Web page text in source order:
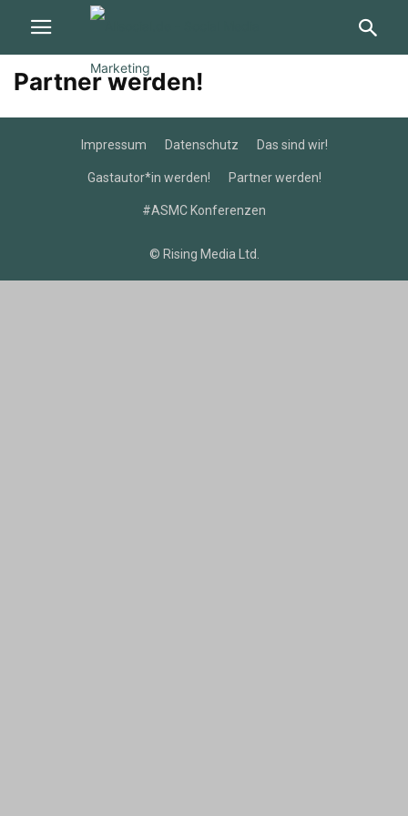
Partner werden!
Impressum Datenschutz Das sind wir!
Gastautor*in werden! Partner werden!
#ASMC Konferenzen
© Rising Media Ltd.